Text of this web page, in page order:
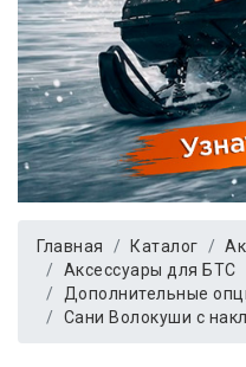
Главная Каталог
Аксессуары для БТС
Дополнительные
Сани Волокуши с